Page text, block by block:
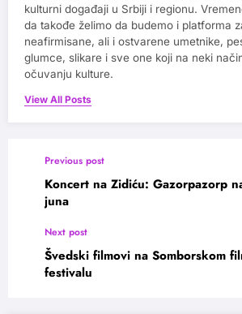
kulturni događaji u Srbiji i regionu.
da takođe želimo da budemo i platforma
neafirmisane, ali i ostvarene umetnike,
glumce, slikare i sve one koji na neki
očuvanju kulture.
View All Posts
Previous post
Koncert na Zidiću: Gazorpazorp
juna
Next post
Švedski filmovi na Somborskom
festivalu